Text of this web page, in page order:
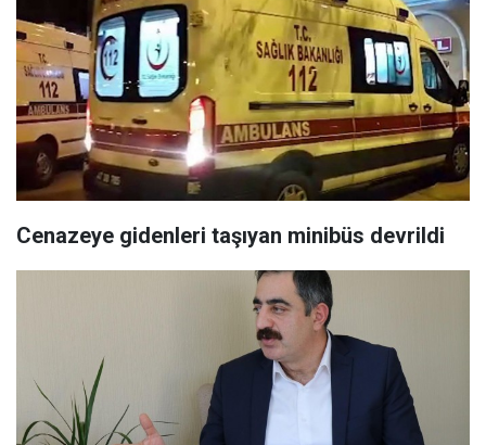
Cenazeye gidenleri taşıyan minibüs devrildi